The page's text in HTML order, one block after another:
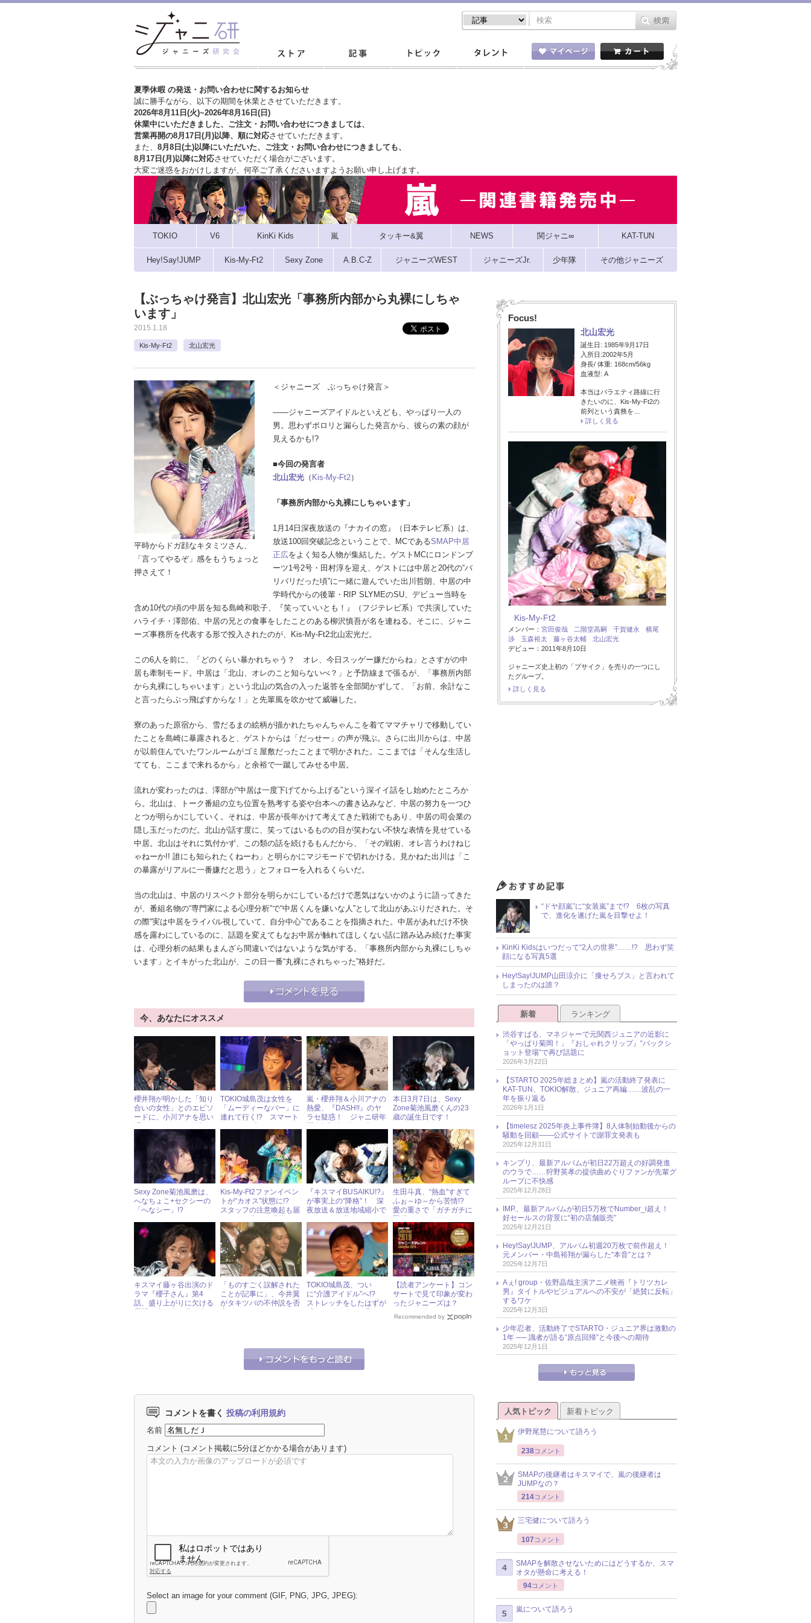
夏季休暇 の発送・お問い合わせに関するお知らせ
誠に勝手ながら、以下の期間を休業とさせていただきます。
2026年8月11日(火)~2026年8月16日(日)
休業中にいただきました、ご注文・お問い合わせにつきましては、
営業再開の8月17日(月)以降、順に対応させていただきます。
また、 8月8日(土)以降にいただいた、ご注文・ お問い合わせにつきましても、
8月17日(月)以降に対応させていただく場合がございます。
大変ご迷惑をおかけしますが、 何卒ご了承くださいますようお願い申し上げます。
TOKIO V6 KinKi Kids 嵐 タッキー&翼 NEWS 関ジャニ∞ KAT-TUN
Hey!Say!JUMP Kis-My-Ft2 Sexy Zone A.B.C-Z ジャニーズWEST ジャニーズJr. 少年隊 その他ジャニーズ
【ぶっちゃけ発言】北山宏光「事務所内部から丸裸にしちゃ
います」
2015.1.18
Kis-My-Ft2 北山宏光
平時からドガ顔なキタミツさん、
「言ってやるぞ」感をもうちょっと
押さえて！
＜ジャニーズ ぶっちゃけ発言＞
――ジャニーズアイドルといえども、やっぱり一人の
男。思わずポロリと漏らした発言から、彼らの素の顔が
見えるかも!?
■今回の発言者
北山宏光 （ Kis-My-Ft2）
「事務所内部から丸裸にしちゃいます」
1月14日深夜放送の『ナカイの窓』（日本テレビ系）は、
放送100回突破記念ということで、MCであるSMAP中居
正広をよく知る人物が集結した。ゲストMCにロンドンブ
ーツ1号2号・田村淳を迎え、ゲストには中居と20代の“バ
リバリだった頃”に一緒に遊んでいた出川哲朗、中居の中
学時代からの後輩・RIP SLYMEのSU、デビュー当時を
含め10代の頃の中居を知る島崎和歌子、『笑っていいとも！』（フジテレビ系）で共演していた
ハライチ・澤部佑、中居の兄との食事をしたことのある柳沢慎吾が名を連ねる。そこに、ジャニ
ーズ事務所を代表する形で投入されたのが、Kis-My-Ft2北山宏光だ。
この6人を前に、「どのくらい暴かれちゃう？ オレ、今日スッゲー嫌だからね」とさすがの中
居も牽制モード。中居は「北山、オレのこと知らないべ？」と予防線まで張るが、「事務所内部
から丸裸にしちゃいます」という北山の気合の入った返答を全部聞かずして、「お前、余計なこ
と言ったらぶっ飛ばすからな！」と先輩風を吹かせて威嚇した。
寮のあった原宿から、雪だるまの絵柄が描かれたちゃんちゃんこを着てママチャリで移動してい
たことを島崎に暴露されると、ゲストからは「だっせー」の声が飛ぶ。さらに出川からは、中居
が以前住んでいたワンルームがゴミ屋敷だったことまで明かされた。ここまでは「そんな生活し
てても、ここまで来れるから」と余裕で一蹴してみせる中居。
流れが変わったのは、澤部が“中居は一度下げてから上げる”という深イイ話をし始めたところか
ら。北山は、トーク番組の立ち位置を熟考する姿や台本への書き込みなど、中居の努力を一つひ
とつが明らかにしていく。それは、中居が長年かけて考えてきた戦術でもあり、中居の司会業の
隠し玉だったのだ。北山が話す度に、笑ってはいるものの目が笑わない不快な表情を見せている
中居。北山はそれに気付かず、この類の話を続けるもんだから、「その戦術、オレ言うわけねじ
ゃねーか!! 誰にも知られたくねーわ」と明らかにマジモードで切れかける。見かねた出川は「こ
の暴露がリアルに一番嫌だと思う」とフォローを入れるくらいだ。
当の北山は、中居のリスペクト部分を明らかにしているだけで悪気はないかのように語ってきた
が、番組名物の“専門家による心理分析”で“中居くんを嫌いな人”として北山があぶりだされた。そ
の際“実は中居をライバル視していて、自分中心”であることを指摘された。中居があれだけ不快
感を露わにしているのに、話題を変えてもなお中居が触れてほしくない話に踏み込み続けた事実
は、心理分析の結果もまんざら間違いではないような気がする。「事務所内部から丸裸にしちゃ
います」とイキがった北山が、この日一番“丸裸にされちゃった”格好だ。
今、あなたにオススメ
櫻井翔が明かした「知り
合いの女性」とのエピソ
ードに、小川アナを思い
TOKIO城島茂は女性を
「ムーディーなバー」に
連れて行く!? スマート
嵐・櫻井翔＆小川アナの
熱愛、『DASH!!』のヤ
ラセ疑惑！ ジャニ研年
本日3月7日は、Sexy
Zone菊池風磨くんの23
歳の誕生日です！
Sexy Zone菊池風磨は、
へなちょこ+セクシーの
「へなシー」!?
Kis-My-Ft2ファンイベン
トが“カオス”状態に!?
スタッフの注意喚起も届
『キスマイBUSAIKU!?』
が事実上の“降格”！ 深
夜放送＆放送地域縮小で
生田斗真、“熱血”すぎて
ふぉ～ゆ～から苦情!?
愛の重さで「ガチガチに
キスマイ藤ヶ谷出演のド
ラマ『櫻子さん』第4
話、盛り上がりに欠ける
「ものすごく誤解された
ことが記事に」、今井翼
がタキツバの不仲説を否
TOKIO城島茂、つい
に“介護アイドル”へ!?
ストレッチをしたはずが
【読者アンケート】コン
サートで見て印象が変わ
ったジャニーズは？
Recommended by
コメントを書く 投稿の利用規約
名前
コメント (コメント掲載に5分ほどかかる場合があります)
Select an image for your comment (GIF, PNG, JPG, JPEG):
Focus!
北山宏光
誕生日: 1985年9月17日
入所日:2002年5月
身長/ 体重: 168cm/56kg
血液型: A
本当はバラエティ路線に行
きたいのに、Kis-My-Ft2の
前列という責務を…
詳しく見る
Kis-My-Ft2
メンバー： 宮田俊哉 二階堂高嗣 千賀健永
横尾
渉
玉森裕太 藤ヶ谷太輔
北山宏光
デビュー：2011年8月10日
ジャニーズ史上初の「ブサイク」を売りの一つにし
たグループ。
詳しく見る
“ドヤ顔嵐”に“女装嵐”まで!? 6枚の写真
で、進化を遂げた嵐を目撃せよ！
KinKi Kidsはいつだって“2人の世界”……!? 思わず笑
顔になる写真5選
Hey!Say!JUMP山田涼介に「痩せろブス」と言われて
しまったのは誰？
新着 ランキング
渋谷すばる、マネジャーで元関西ジュニアの近影に
「やっぱり菊岡！」『おしゃれクリップ』“バックシ
ョット登場”で再び話題に
2026年3月22日
【STARTO 2025年総まとめ】嵐の活動終了発表に
KAT-TUN、TOKIO解散、ジュニア再編……波乱の一
年を振り返る
2026年1月1日
【timelesz 2025年炎上事件簿】8人体制始動後からの
騒動を回顧――公式サイトで謝罪文発表も
2025年12月31日
キンプリ、最新アルバムが初日22万超えの好調発進
のウラで……狩野英孝の提供曲めぐりファンが先輩グ
ループに不快感
2025年12月28日
IMP.、最新アルバムが初日5万枚でNumber_i超え！
好セールスの背景に“初の店舗販売”
2025年12月21日
Hey!Say!JUMP、アルバム初週20万枚で前作超え！
元メンバー・中島裕翔が漏らした“本音”とは？
2025年12月7日
Aぇ! group・佐野晶哉主演アニメ映画『トリツカレ
男』タイトルやビジュアルへの不安が「絶賛に反転」
するワケ
2025年12月3日
少年忍者、活動終了でSTARTO・ジュニア界は激動の
1年 ── 識者が語る“原点回帰”と今後への期待
2025年12月1日
人気トピック 新着トピック
伊野尾慧について語ろう
238コメント
SMAPの後継者はキスマイで、嵐の後継者は
JUMPなの？
214コメント
三宅健について語ろう
107コメント
SMAPを解散させないためにはどうするか、スマ
オタが懸命に考える！
94コメント
嵐について語ろう